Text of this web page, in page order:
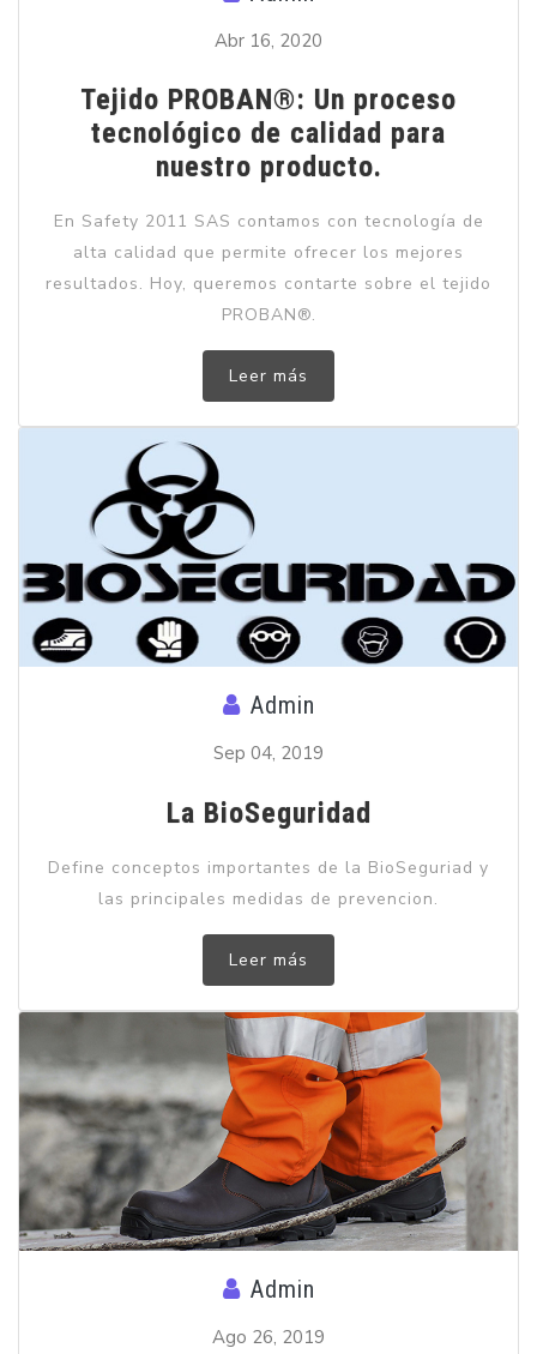
Abr 16, 2020
Tejido PROBAN®: Un proceso
tecnológico de calidad para
nuestro producto.
En Safety 2011 SAS contamos con tecnología de
alta calidad que permite ofrecer los mejores
resultados. Hoy, queremos contarte sobre el tejido
PROBAN®.
Leer más
Admin
Sep 04, 2019
La BioSeguridad
Define conceptos importantes de la BioSeguriad y
las principales medidas de prevencion.
Leer más
Admin
Ago 26, 2019